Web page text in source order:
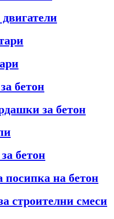
бетон
за бетон
бетон
посипка на бетон
строителни смеси